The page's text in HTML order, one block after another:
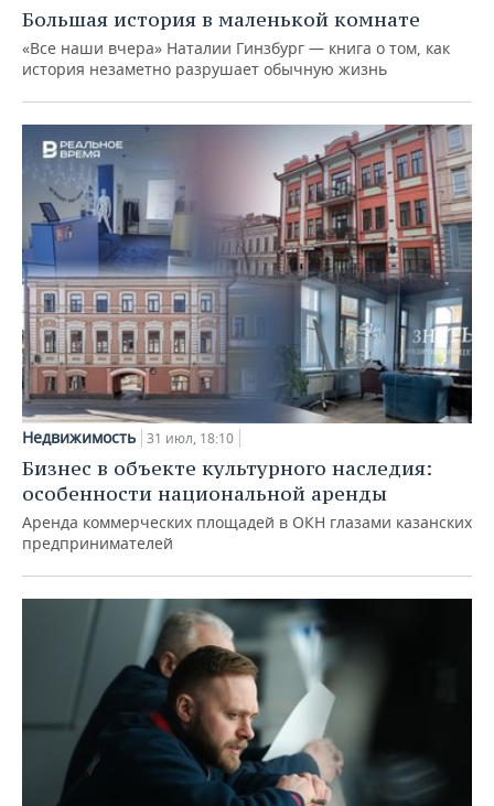
Большая история в маленькой комнате
«Все наши вчера» Наталии Гинзбург — книга о том, как
история незаметно разрушает обычную жизнь
Недвижимость 31 июл, 18:10
Бизнес в объекте культурного наследия:
особенности национальной аренды
Аренда коммерческих площадей в ОКН глазами казанских
предпринимателей